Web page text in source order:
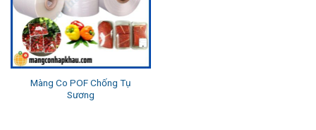
Màng Co POF Chống Tụ
Sương